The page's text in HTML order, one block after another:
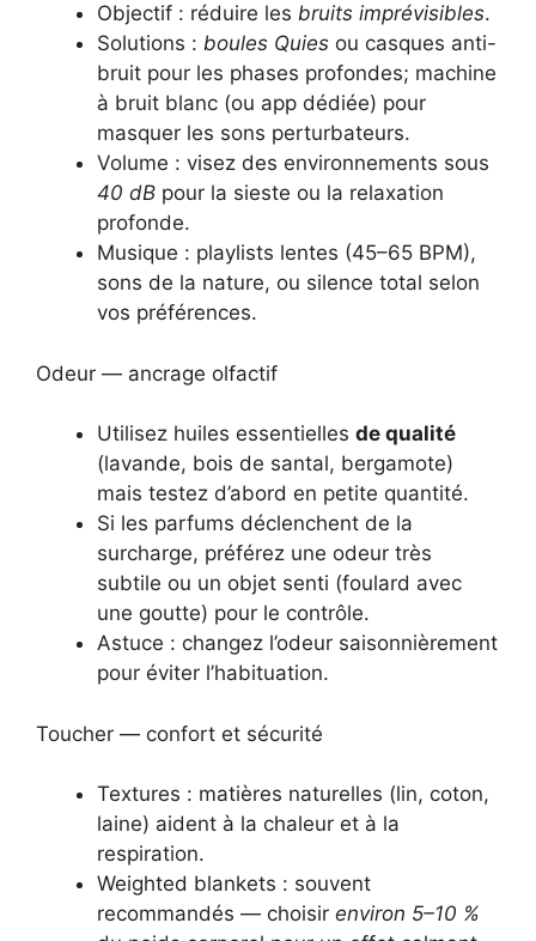
Objectif : réduire les bruits imprévisibles.
Solutions : boules Quies ou casques anti-
bruit pour les phases profondes; machine
à bruit blanc (ou app dédiée) pour
masquer les sons perturbateurs.
Volume : visez des environnements sous
40 dB pour la sieste ou la relaxation
profonde.
Musique : playlists lentes (45–65 BPM),
sons de la nature, ou silence total selon
vos préférences.
Odeur — ancrage olfactif
Utilisez huiles essentielles de qualité
(lavande, bois de santal, bergamote)
mais testez d’abord en petite quantité.
Si les parfums déclenchent de la
surcharge, préférez une odeur très
subtile ou un objet senti (foulard avec
une goutte) pour le contrôle.
Astuce : changez l’odeur saisonnièrement
pour éviter l’habituation.
Toucher — confort et sécurité
Textures : matières naturelles (lin, coton,
laine) aident à la chaleur et à la
respiration.
Weighted blankets : souvent
recommandés — choisir environ 5–10 %